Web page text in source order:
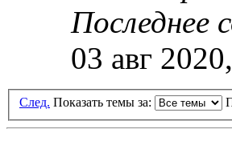
Последнее
03 авг
След. Показать темы за: